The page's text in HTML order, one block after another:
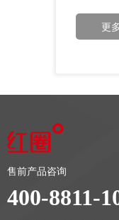
更
售前产品咨询
400-8811-